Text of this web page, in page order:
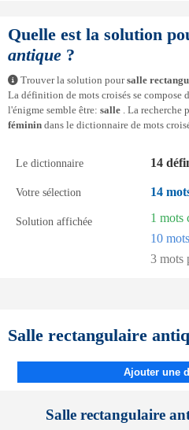
Quelle est la solution
antique ?
Trouver la solution poursalle
La définition de mots croisés se compose
l'énigme semble être: salle . La recherche
féminin dans le dictionnaire de mots
Le dictionnaire 14
Votre sélection 14
Solution affichée
1 mots
10
3 mots
Salle rectangulaire
Ajouter une
Salle rectangulaire